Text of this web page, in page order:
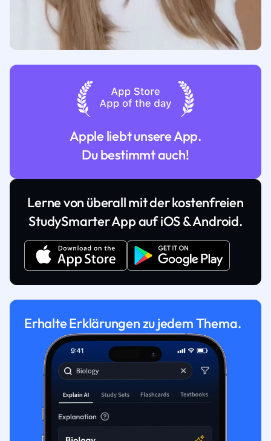
Apple liebt unsere App.
Du bestimmt auch!
Lerne von überall mit der kostenfreien
StudySmarter App auf iOS & Android.
Erhalte Erklärungen zu jedem Thema.